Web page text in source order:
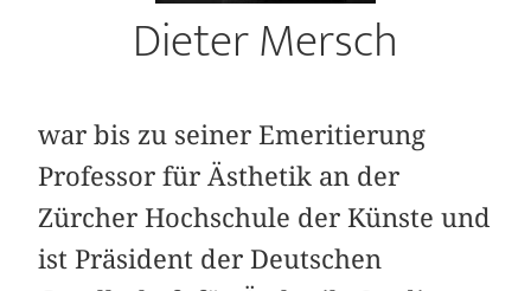
Dieter Mersch
war bis zu seiner Emeritierung
Professor für Ästhetik an der
Zürcher Hochschule der Künste und
ist Präsident der Deutschen